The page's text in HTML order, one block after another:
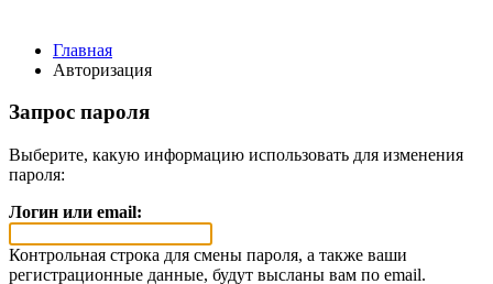
Главная
Авторизация
Запрос пароля
Выберите, какую информацию использовать для изменения
пароля:
Логин или email:
Контрольная строка для смены пароля, а также ваши
регистрационные данные, будут высланы вам по email.